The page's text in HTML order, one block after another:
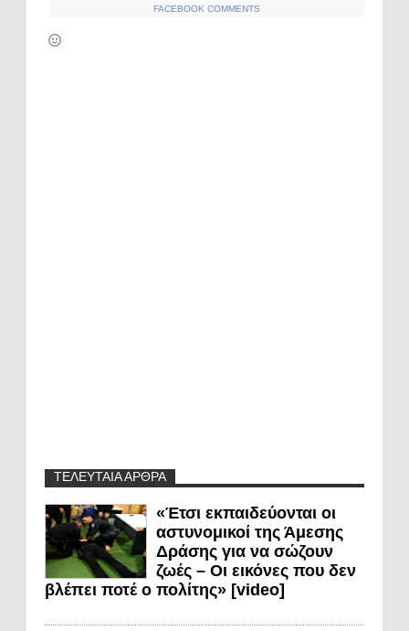
FACEBOOK COMMENTS
ΤΕΛΕΥΤΑΙΑ ΑΡΘΡΑ
«Έτσι εκπαιδεύονται οι
αστυνομικοί της Άμεσης
Δράσης για να σώζουν
ζωές – Οι εικόνες που δεν
βλέπει ποτέ ο πολίτης» [video]